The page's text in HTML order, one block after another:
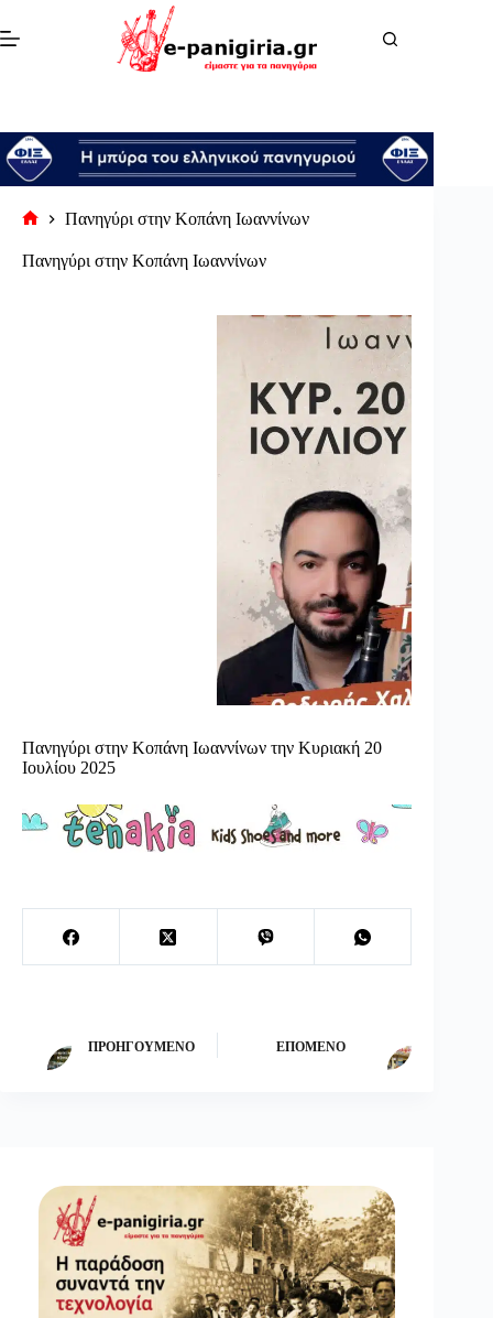
στο
περιεχόμενο
σελίδα
Πανηγύρι στην Κοπάνη Ιωαννίνων
Πανηγύρι στην Κοπάνη Ιωαννίνων
Πανηγύρι στην Κοπάνη Ιωαννίνων την Κυριακή 20
Ιουλίου 2025
ΠΡΟΗΓΟΎΜΕΝΟ ΕΠΌΜΕΝΟ